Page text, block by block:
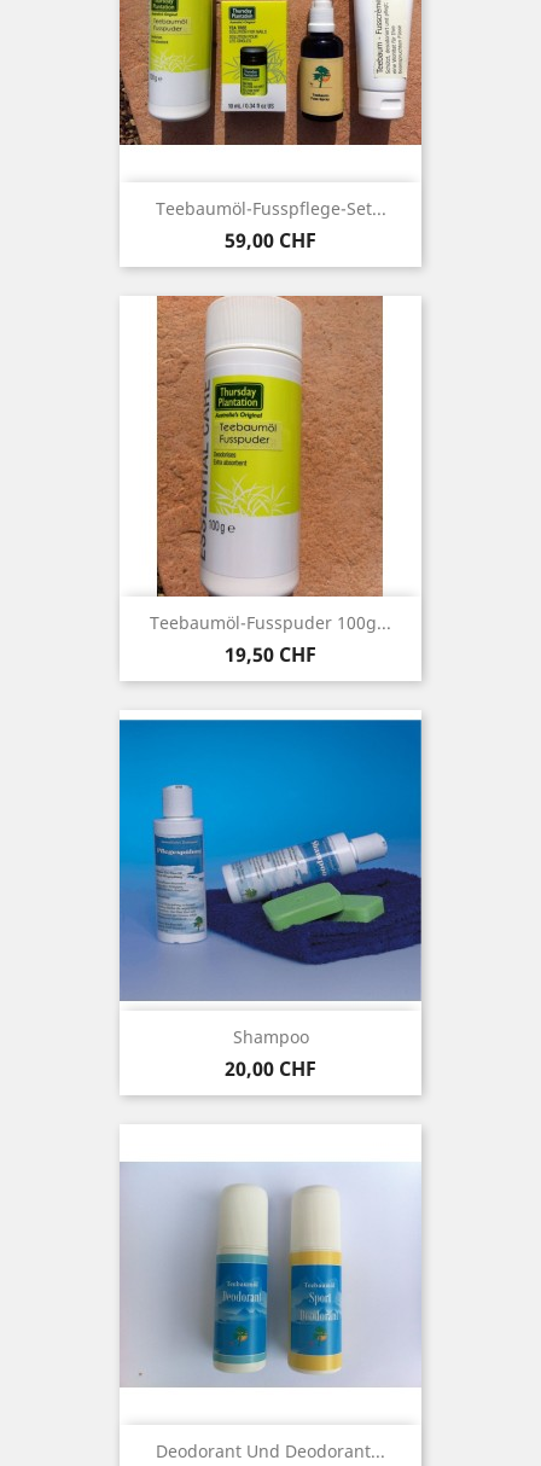
Teebaumöl-Fusspflege-Set...
Preis
59,00 CHF
Teebaumöl-Fusspuder 100g...
Preis
19,50 CHF
Shampoo
Preis
20,00 CHF
Deodorant Und Deodorant...